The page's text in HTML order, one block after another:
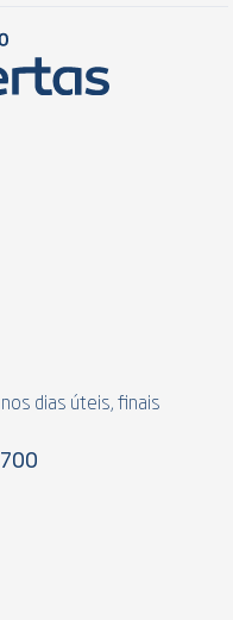
dias úteis, finais